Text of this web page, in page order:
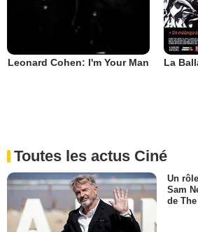
Leonard Cohen: I'm Your Man
Toutes les actus Ciné
Un
Sam
de